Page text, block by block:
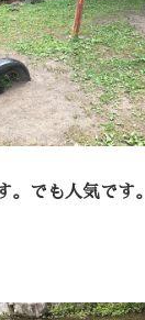
。でも人気です。